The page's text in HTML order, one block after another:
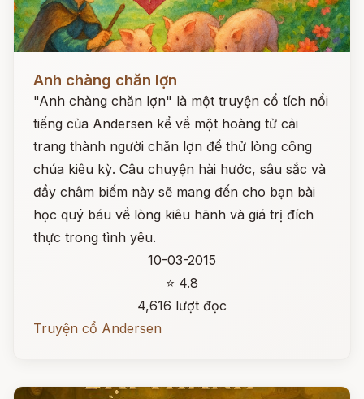
Anh chàng chăn lợn
"Anh chàng chăn lợn" là một truyện cổ tích nổi
tiếng của Andersen kể về một hoàng tử cải
trang thành người chăn lợn để thử lòng công
chúa kiêu kỳ. Câu chuyện hài hước, sâu sắc và
đầy châm biếm này sẽ mang đến cho bạn bài
học quý báu về lòng kiêu hãnh và giá trị đích
thực trong tình yêu.
10-03-2015
⭐ 4.8
4,616 lượt đọc
Truyện cổ Andersen